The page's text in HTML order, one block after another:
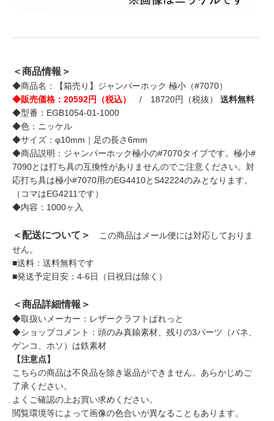
＜商品情報＞
◆商品名：【箱売り】ジャンパーホック 極小（#7070）
◆販売価格：20592円（税込）
/ 18720円（税抜） 送料無料
◆型番：EGB1054-01-1000
◆色：ニッケル
◆サイズ：φ10mm｜足の長さ6mm
◆商品説明：ジャンパーホック極小の#7070タイプです。極小#
7090とは打ち具の互換性がありませんのでご注意ください。対
応打ち具は極小#7070用のEG4410とS42224のみとなります。
（コマはEG4211です）
◆内容：1000ヶ入
＜配送について＞
この商品はメール便には対応しておりま
せん。
■送料：送料無料です
■発送予定目安：4-6日（日祝日は除く）
＜商品詳細情報＞
◆取扱いメーカー：レザークラフトぱれっと
◆ショップコメント：頭のみ真鍮素材、残りの3パーツ（バネ、
ゲンコ、ホソ）は鉄素材
【注意点】
こちらの商品は不良品を除き返品ができません。あらかじめご
了承ください。
よくご確認の上お買い求めください。
閲覧環境等によって画像の色合いが異なることもあります。